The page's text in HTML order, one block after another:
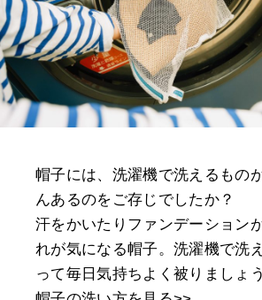
帽子には、洗濯機で洗えるもの
んあるのをご存じでしたか？
汗をかいたりファンデーション
れが気になる帽子。洗濯機で洗
って毎日気持ちよく被りましょ